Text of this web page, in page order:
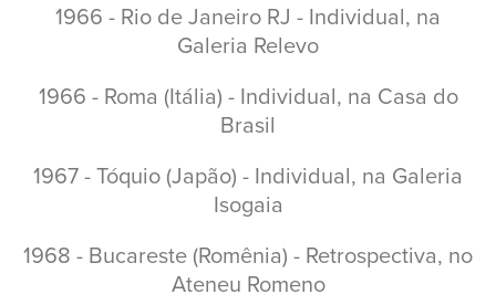
1966 - Rio de Janeiro RJ - Individual, na
Galeria Relevo
1966 - Roma (Itália) - Individual, na Casa do
Brasil
1967 - Tóquio (Japão) - Individual, na Galeria
Isogaia
1968 - Bucareste (Romênia) - Retrospectiva, no
Ateneu Romeno